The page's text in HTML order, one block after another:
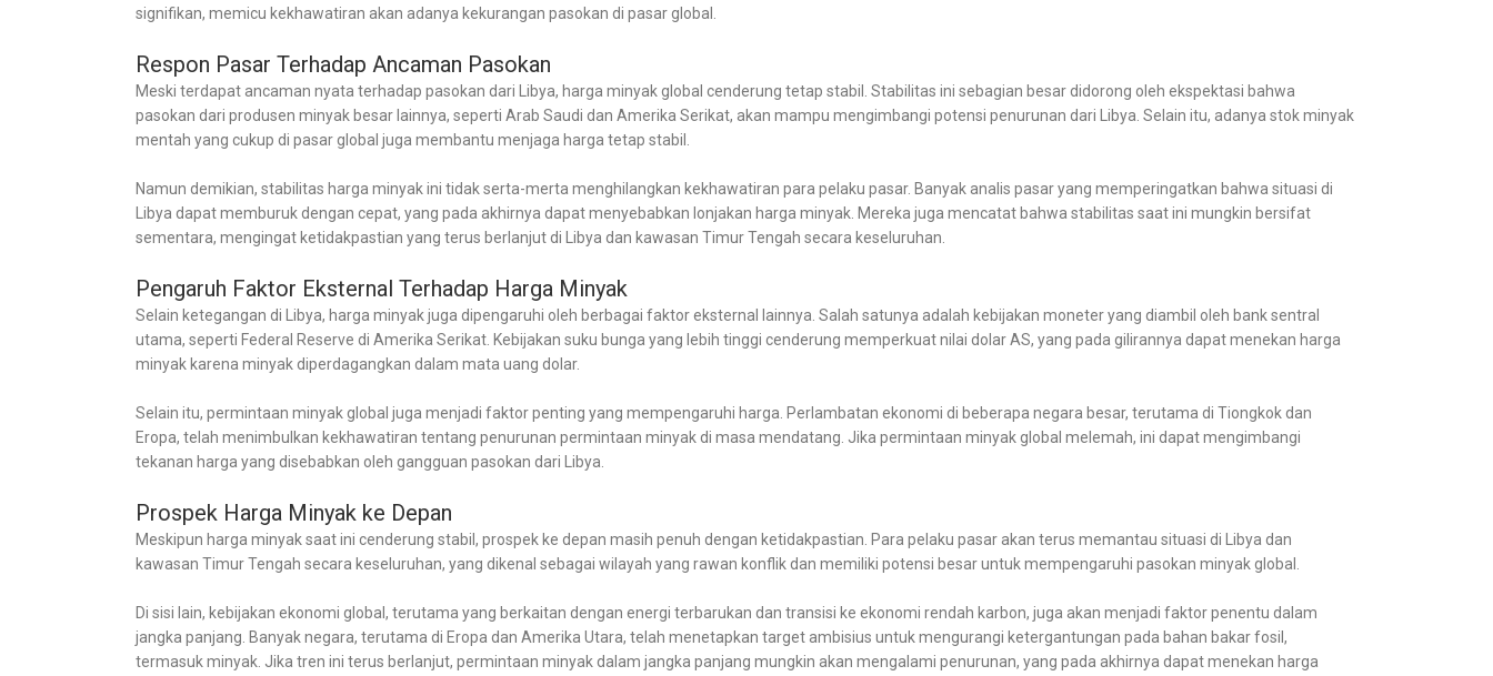
signifikan, memicu kekhawatiran akan adanya kekurangan pasokan di pasar global.
Respon Pasar Terhadap Ancaman Pasokan
Meski terdapat ancaman nyata terhadap pasokan dari Libya, harga minyak global cenderung tetap stabil. Stabilitas ini sebagian besar didorong oleh ekspektasi bahwa
pasokan dari produsen minyak besar lainnya, seperti Arab Saudi dan Amerika Serikat, akan mampu mengimbangi potensi penurunan dari Libya. Selain itu, adanya stok minyak
mentah yang cukup di pasar global juga membantu menjaga harga tetap stabil.
Namun demikian, stabilitas harga minyak ini tidak serta-merta menghilangkan kekhawatiran para pelaku pasar. Banyak analis pasar yang memperingatkan bahwa situasi di
Libya dapat memburuk dengan cepat, yang pada akhirnya dapat menyebabkan lonjakan harga minyak. Mereka juga mencatat bahwa stabilitas saat ini mungkin bersifat
sementara, mengingat ketidakpastian yang terus berlanjut di Libya dan kawasan Timur Tengah secara keseluruhan.
Pengaruh Faktor Eksternal Terhadap Harga Minyak
Selain ketegangan di Libya, harga minyak juga dipengaruhi oleh berbagai faktor eksternal lainnya. Salah satunya adalah kebijakan moneter yang diambil oleh bank sentral
utama, seperti Federal Reserve di Amerika Serikat. Kebijakan suku bunga yang lebih tinggi cenderung memperkuat nilai dolar AS, yang pada gilirannya dapat menekan harga
minyak karena minyak diperdagangkan dalam mata uang dolar.
Selain itu, permintaan minyak global juga menjadi faktor penting yang mempengaruhi harga. Perlambatan ekonomi di beberapa negara besar, terutama di Tiongkok dan
Eropa, telah menimbulkan kekhawatiran tentang penurunan permintaan minyak di masa mendatang. Jika permintaan minyak global melemah, ini dapat mengimbangi
tekanan harga yang disebabkan oleh gangguan pasokan dari Libya.
Prospek Harga Minyak ke Depan
Meskipun harga minyak saat ini cenderung stabil, prospek ke depan masih penuh dengan ketidakpastian. Para pelaku pasar akan terus memantau situasi di Libya dan
kawasan Timur Tengah secara keseluruhan, yang dikenal sebagai wilayah yang rawan konflik dan memiliki potensi besar untuk mempengaruhi pasokan minyak global.
Di sisi lain, kebijakan ekonomi global, terutama yang berkaitan dengan energi terbarukan dan transisi ke ekonomi rendah karbon, juga akan menjadi faktor penentu dalam
jangka panjang. Banyak negara, terutama di Eropa dan Amerika Utara, telah menetapkan target ambisius untuk mengurangi ketergantungan pada bahan bakar fosil,
termasuk minyak. Jika tren ini terus berlanjut, permintaan minyak dalam jangka panjang mungkin akan mengalami penurunan, yang pada akhirnya dapat menekan harga